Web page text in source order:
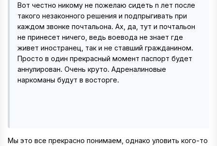
Вот честно никому не пожелаю сидеть n лет после
такого незаконного решения и подпрыгивать при
каждом звонке почтальона. Ах, да, тут и почтальон
не принесет ничего, ведь воевода не знает где
живет иностранец, так и не ставший гражданином.
Просто в один прекрасный момент паспорт будет
аннулирован. Очень круто. Адреналиновые
наркоманы будут в восторге.
Мы это все прекрасно понимаем, однако уловить кого-то